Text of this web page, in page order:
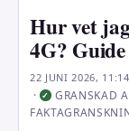
Hur vet
4G?
22 JUNI 2026, 11:14
· ✓ GRANSKAD